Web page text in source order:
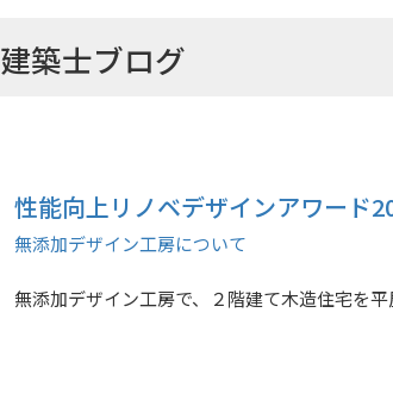
建築士ブログ
性能向上リノベデザインアワー
無添加デザイン工房について
無添加デザイン工房で、２階建て木造住宅を